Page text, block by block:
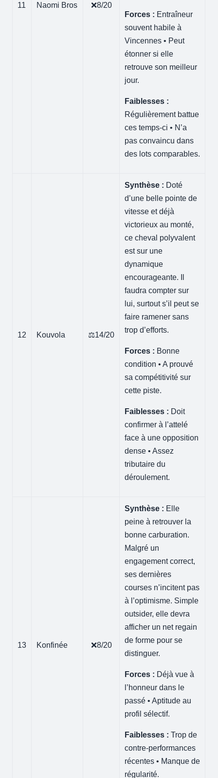
11 Naomi Bros ❌8/20
Forces : Entraîneur
souvent habile à
Vincennes • Peut
étonner si elle
retrouve son meilleur
jour.
Faiblesses :
Régulièrement battue
ces temps-ci • N’a
pas convaincu dans
des lots comparables.
12 Kouvola ⚖️14/20
Synthèse : Doté
d’une belle pointe de
vitesse et déjà
victorieux au monté,
ce cheval polyvalent
est sur une
dynamique
encourageante. Il
faudra compter sur
lui, surtout s’il peut se
faire ramener sans
trop d’efforts.
Forces : Bonne
condition • A prouvé
sa compétitivité sur
cette piste.
Faiblesses : Doit
confirmer à l’attelé
face à une opposition
dense • Assez
tributaire du
déroulement.
13 Konfinée ❌8/20
Synthèse : Elle
peine à retrouver la
bonne carburation.
Malgré un
engagement correct,
ses dernières
courses n’incitent pas
à l’optimisme. Simple
outsider, elle devra
afficher un net regain
de forme pour se
distinguer.
Forces : Déjà vue à
l’honneur dans le
passé • Aptitude au
profil sélectif.
Faiblesses : Trop de
contre-performances
récentes • Manque de
régularité.